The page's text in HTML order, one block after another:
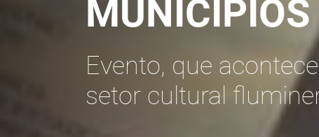
Evento, que
setor cultural